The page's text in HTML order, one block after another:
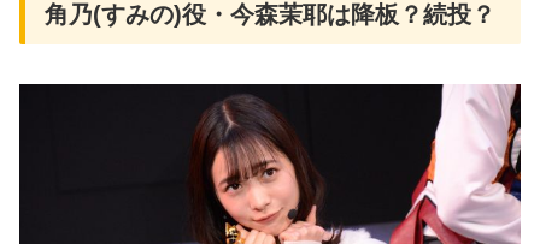
角乃(すみの)役・今森茉耶は降板？続投？